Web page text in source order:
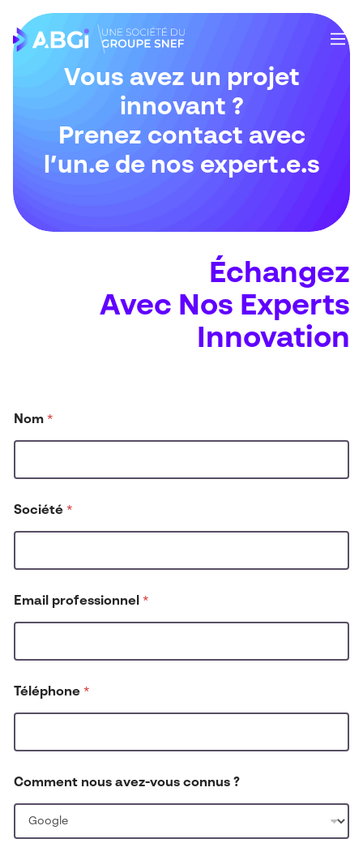
Vous avez un projet
innovant ?
Prenez contact avec
l’un.e de nos expert.e.s
Échangez
Avec Nos Experts
Innovation
Nom *
Société *
o
n
v
e
o
u
s
o
Email professionnel *
Téléphone *
Comment nous avez-vous connus ?